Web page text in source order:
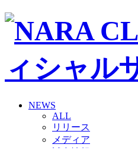
NEWS
ALL
リリース
メディア